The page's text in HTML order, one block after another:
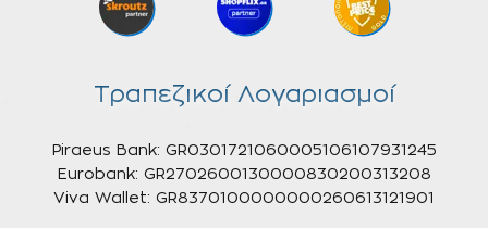
Τραπεζικοί Λογαριασμοί
Piraeus Bank: GR0301721060005106107931245
Eurobank: GR2702600130000830200313208
Viva Wallet: GR8370100000000260613121901